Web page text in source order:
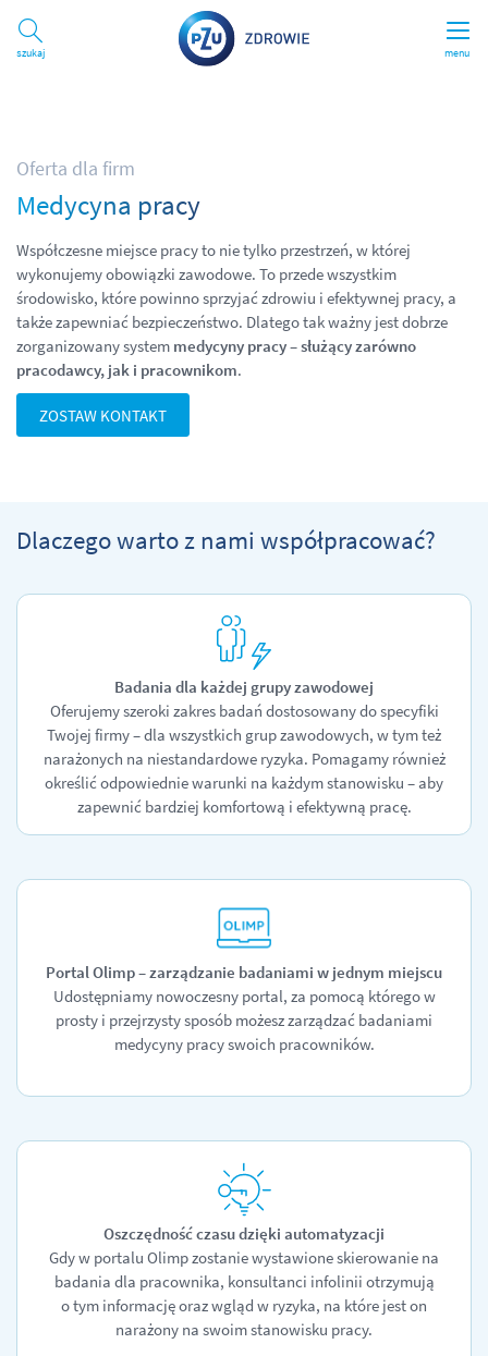
menu
Szukaj
Oferta dla firm
Medycyna pracy
Współczesne miejsce pracy to nie tylko przestrzeń, w której
wykonujemy obowiązki zawodowe. To przede wszystkim
środowisko, które powinno sprzyjać zdrowiu i efektywnej pracy, a
także zapewniać bezpieczeństwo. Dlatego tak ważny jest dobrze
zorganizowany system medycyny pracy – służący zarówno
pracodawcy, jak i pracownikom.
ZOSTAW KONTAKT
Dlaczego warto z nami współpracować?
Badania dla każdej grupy zawodowej
Oferujemy szeroki zakres badań dostosowany do specyfiki
Twojej firmy – dla wszystkich grup zawodowych, w tym też
narażonych na niestandardowe ryzyka. Pomagamy również
określić odpowiednie warunki na każdym stanowisku – aby
zapewnić bardziej komfortową i efektywną pracę.
Portal Olimp – zarządzanie badaniami w jednym miejscu
Udostępniamy nowoczesny portal, za pomocą którego w
prosty i przejrzysty sposób możesz zarządzać badaniami
medycyny pracy swoich pracowników.
Oszczędność czasu dzięki automatyzacji
Gdy w portalu Olimp zostanie wystawione skierowanie na
badania dla pracownika, konsultanci infolinii otrzymują
o tym informację oraz wgląd w ryzyka, na które jest on
narażony na swoim stanowisku pracy.